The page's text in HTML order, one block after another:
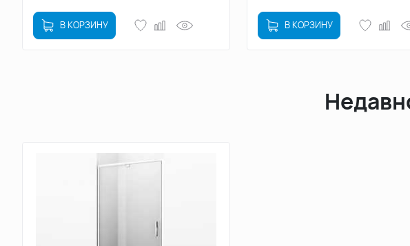
В КОРЗИНУ В КОРЗИНУ